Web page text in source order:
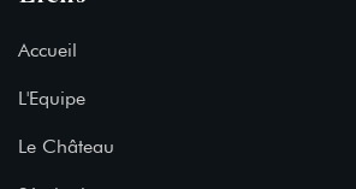
Accueil
L'Equipe
Le Château